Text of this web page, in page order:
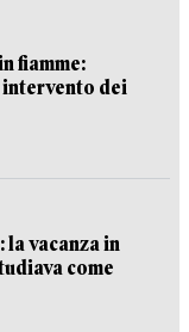
fiamme:
dei
vacanza in
come